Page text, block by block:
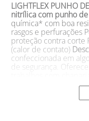
LIGHTFLEX PUNHO
nitrílica com punho
química* com boa
rasgos e perfurações
proteção contra corte
(calor de contato)
confeccionada em
de segurança.
com punho em lona
atividades com risco
interior em algodão